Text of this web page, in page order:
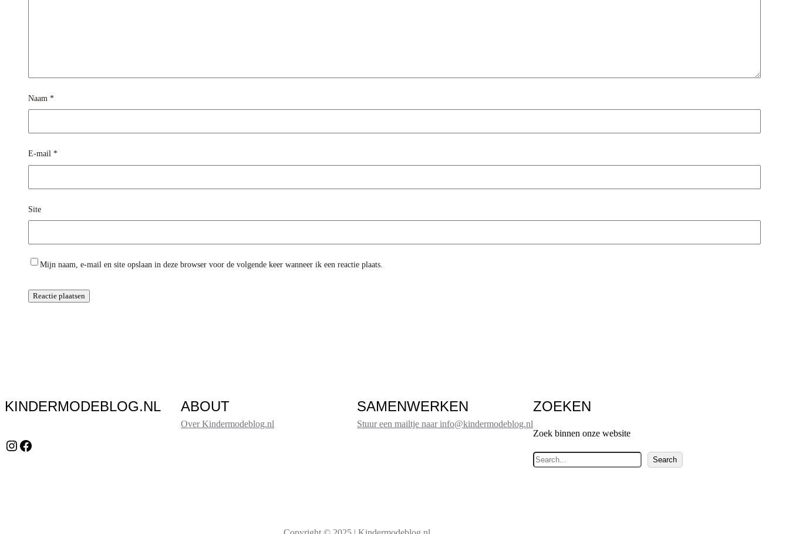
Naam *
E-mail *
Site
Mijn naam, e-mail en site opslaan in deze browser voor de volgende keer wanneer ik een reactie plaats.
KINDERMODEBLOG.NL
Instagram Facebook
ABOUT
Over Kindermodeblog.nl
SAMENWERKEN
Stuur een mailtje naar info@kindermodeblog.nl
ZOEKEN
Zoek binnen onze website
Z
Search